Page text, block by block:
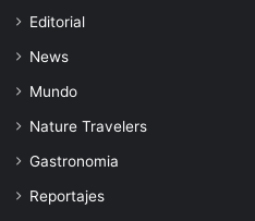
Editorial
News
Mundo
Nature Travelers
Gastronomia
Reportajes